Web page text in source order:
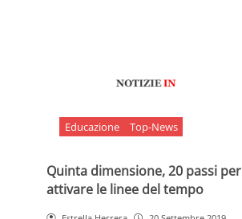
Educazione Top-News
Quinta dimensione, 20 passi per
attivare le linee del tempo